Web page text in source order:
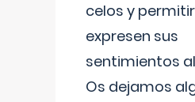
celos y
expresen sus
sentimientos
Os dejamos